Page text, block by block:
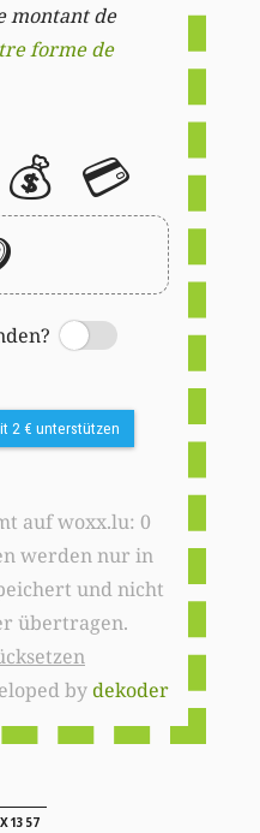
montant de
forme de
💰 💳
Switch
2 € unterstützen
auf woxx.lu: 0
werden nur in
und nicht
übertragen.
bydekoder